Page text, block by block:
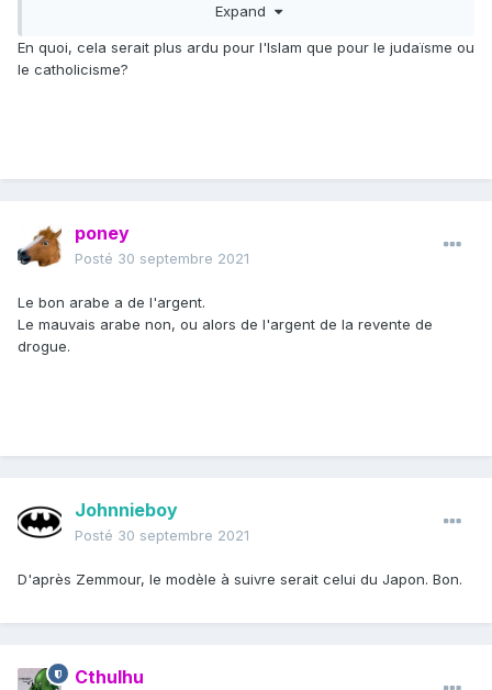
Expand
En quoi, cela serait plus ardu pour l'Islam que pour le judaïsme ou
le catholicisme?
poney
Posté 30 septembre 2021
Le bon arabe a de l'argent.
Le mauvais arabe non, ou alors de l'argent de la revente de
drogue.
Johnnieboy
Posté 30 septembre 2021
D'après Zemmour, le modèle à suivre serait celui du Japon. Bon.
Cthulhu